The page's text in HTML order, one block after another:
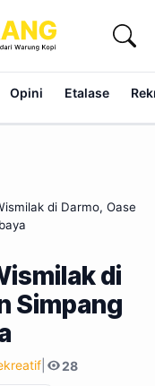
Opini Etalase
di Darmo, Oase
di
Simpang
| 28